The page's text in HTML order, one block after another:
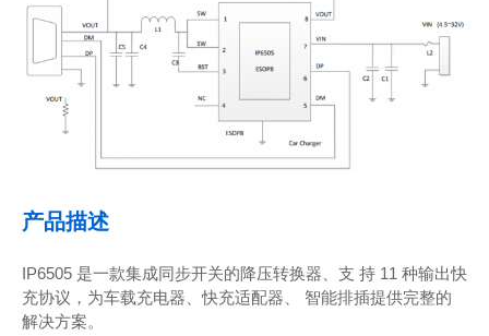
产品描述
IP6505 是一款集成同步开关的降压转换器、支 持 11 种输出快
充协议，为车载充电器、快充适配器、 智能排插提供完整的
解决方案。